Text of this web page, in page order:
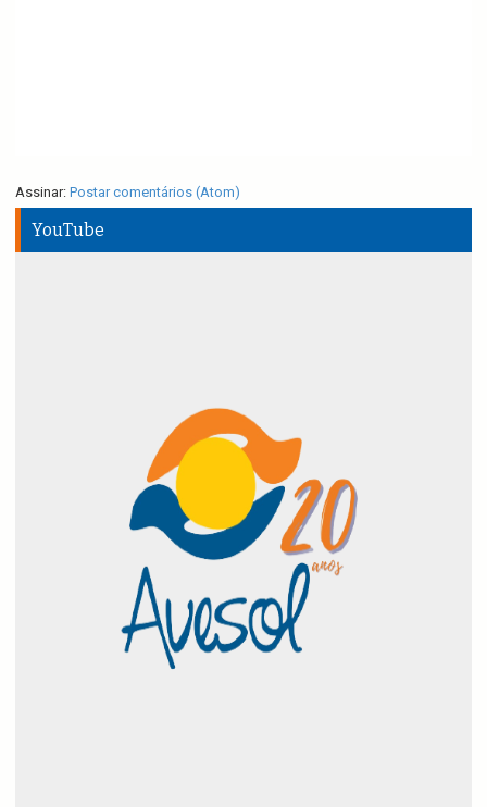
Assinar: Postar comentários (Atom)
YouTube